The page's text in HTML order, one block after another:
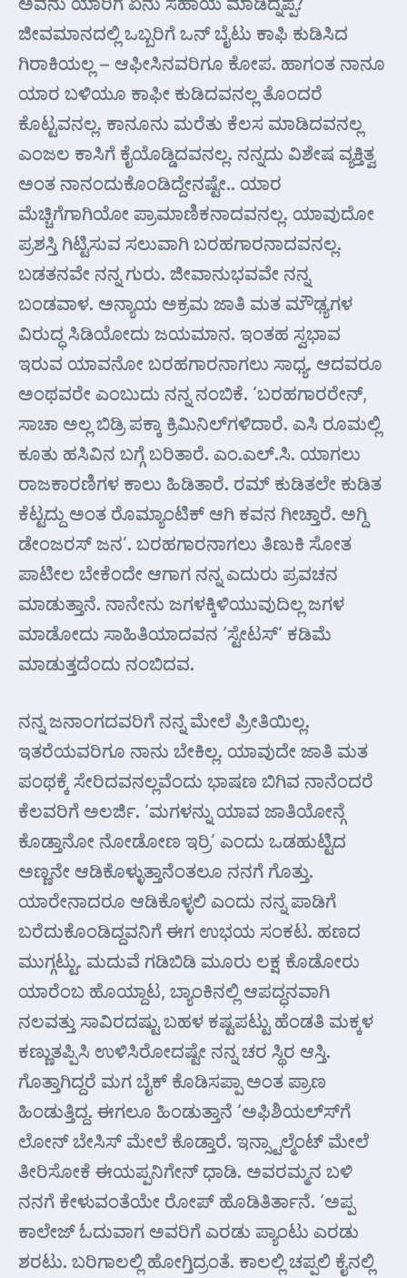
ಜೀವಮಾನದಲ್ಲಿ ಒಬ್ಬರಿಗೆ ಒನ್ ಬೈಟು ಕಾಫಿ ಕುಡಿಸಿದ
ಗಿರಾಕಿಯಲ್ಲ – ಆಫೀಸಿನವರಿಗೂ ಕೋಪ. ಹಾಗಂತ ನಾನೂ
ಯಾರ ಬಳಿಯೂ ಕಾಫೀ ಕುಡಿದವನಲ್ಲ ತೊಂದರೆ
ಕೊಟ್ಟವನಲ್ಲ. ಕಾನೂನು ಮರೆತು ಕೆಲಸ ಮಾಡಿದವನಲ್ಲ
ಎಂಜಲ ಕಾಸಿಗೆ ಕೈಯೊಡ್ಡಿದವನಲ್ಲ. ನನ್ನದು ವಿಶೇಷ ವ್ಯಕ್ತಿತ್ವ
ಅಂತ ನಾನಂದುಕೊಂಡಿದ್ದೇನಷ್ಟೇ.. ಯಾರ
ಮೆಚ್ಚಿಗೆಗಾಗಿಯೋ ಪ್ರಾಮಾಣಿಕನಾದವನಲ್ಲ. ಯಾವುದೋ
ಪ್ರಶಸ್ತಿ ಗಿಟ್ಟಿಸುವ ಸಲುವಾಗಿ ಬರಹಗಾರನಾದವನಲ್ಲ.
ಬಡತನವೇ ನನ್ನ ಗುರು. ಜೀವಾನುಭವವೇ ನನ್ನ
ಬಂಡವಾಳ. ಅನ್ಯಾಯ ಅಕ್ರಮ ಜಾತಿ ಮತ ಮೌಢ್ಯಗಳ
ವಿರುದ್ಧ ಸಿಡಿಯೋದು ಜಯಮಾನ. ಇಂತಹ ಸ್ವಭಾವ
ಇರುವ ಯಾವನೋ ಬರಹಗಾರನಾಗಲು ಸಾಧ್ಯ. ಆದವರೂ
ಅಂಥವರೇ ಎಂಬುದು ನನ್ನ ನಂಬಿಕೆ. ‘ಬರಹಗಾರರೇನ್,
ಸಾಚಾ ಅಲ್ಲ ಬಿಡ್ರಿ ಪಕ್ಕಾ ಕ್ರಿಮಿನಿಲ್‍ಗಳಿದಾರೆ. ಎಸಿ ರೂಮಲ್ಲಿ
ಕೂತು ಹಸಿವಿನ ಬಗ್ಗೆ ಬರಿತಾರೆ. ಎಂ.ಎಲ್.ಸಿ. ಯಾಗಲು
ರಾಜಕಾರಣಿಗಳ ಕಾಲು ಹಿಡಿತಾರೆ. ರಮ್ ಕುಡಿತಲೇ ಕುಡಿತ
ಕೆಟ್ಟದ್ದು ಅಂತ ರೊಮ್ಯಾಂಟಿಕ್ ಆಗಿ ಕವನ ಗೀಚ್ತಾರೆ. ಅಗ್ದಿ
ಡೇಂಜರಸ್ ಜನ’. ಬರಹಗಾರನಾಗಲು ತಿಣುಕಿ ಸೋತ
ಪಾಟೀಲ ಬೇಕೆಂದೇ ಆಗಾಗ ನನ್ನ ಎದುರು ಪ್ರವಚನ
ಮಾಡುತ್ತಾನೆ. ನಾನೇನು ಜಗಳಕ್ಕಿಳಿಯುವುದಿಲ್ಲ ಜಗಳ
ಮಾಡೋದು ಸಾಹಿತಿಯಾದವನ ‘ಸ್ಟೇಟಸ್’ ಕಡಿಮೆ
ಮಾಡುತ್ತದೆಂದು ನಂಬಿದವ.
ನನ್ನ ಜನಾಂಗದವರಿಗೆ ನನ್ನ ಮೇಲೆ ಪ್ರೀತಿಯಿಲ್ಲ.
ಇತರೆಯವರಿಗೂ ನಾನು ಬೇಕಿಲ್ಲ. ಯಾವುದೇ ಜಾತಿ ಮತ
ಪಂಥಕ್ಕೆ ಸೇರಿದವನಲ್ಲವೆಂದು ಭಾಷಣ ಬಿಗಿವ ನಾನೆಂದರೆ
ಕೆಲವರಿಗೆ ಅಲರ್ಜಿ. ‘ಮಗಳನ್ನು ಯಾವ ಜಾತಿಯೋನ್ಗೆ
ಕೊಡ್ತಾನೋ ನೋಡೋಣ ಇರ್ರಿ’ ಎಂದು ಒಡಹುಟ್ಟಿದ
ಅಣ್ಣನೇ ಆಡಿಕೊಳ್ಳುತ್ತಾನೆಂತಲೂ ನನಗೆ ಗೊತ್ತು.
ಯಾರೇನಾದರೂ ಆಡಿಕೊಳ್ಳಲಿ ಎಂದು ನನ್ನ ಪಾಡಿಗೆ
ಬರೆದುಕೊಂಡಿದ್ದವನಿಗೆ ಈಗ ಉಭಯ ಸಂಕಟ. ಹಣದ
ಮುಗ್ಗಟ್ಟು. ಮದುವೆ ಗಡಿಬಿಡಿ ಮೂರು ಲಕ್ಷ ಕೊಡೋರು
ಯಾರೆಂಬ ಹೊಯ್ದಾಟ, ಬ್ಯಾಂಕಿನಲ್ಲಿ ಆಪದ್ಧನವಾಗಿ
ನಲವತ್ತು ಸಾವಿರದಷ್ಟು ಬಹಳ ಕಷ್ಟಪಟ್ಟು ಹೆಂಡತಿ ಮಕ್ಕಳ
ಕಣ್ಣುತಪ್ಪಿಸಿ ಉಳಿಸಿರೋದಷ್ಟೇ ನನ್ನ ಚರ ಸ್ಥಿರ ಆಸ್ತಿ.
ಗೊತ್ತಾಗಿದ್ದರೆ ಮಗ ಬೈಕ್ ಕೊಡಿಸಪ್ಪಾ ಅಂತ ಪ್ರಾಣ
ಹಿಂಡುತ್ತಿದ್ದ. ಈಗಲೂ ಹಿಂಡುತ್ತಾನೆ ‘ಅಫಿಶಿಯಲ್ಸ್‍ಗೆ
ಲೋನ್ ಬೇಸಿಸ್ ಮೇಲೆ ಕೊಡ್ತಾರೆ. ಇನ್ಸ್ಟಾಲ್ಮೆಂಟ್ ಮೇಲೆ
ತೀರಿಸೋಕೆ ಈಯಪ್ಪನಿಗೇನ್ ಧಾಡಿ. ಅವರಮ್ಮನ ಬಳಿ
ನನಗೆ ಕೇಳುವಂತೆಯೇ ರೋಪ್ ಹೊಡಿತಿರ್ತಾನೆ. ‘ಅಪ್ಪ
ಕಾಲೇಜ್ ಓದುವಾಗ ಅವರಿಗೆ ಎರಡು ಪ್ಯಾಂಟು ಎರಡು
ಶರಟು. ಬರಿಗಾಲಲ್ಲಿ ಹೋಗ್ತಿದ್ರಂತೆ. ಕಾಲಲ್ಲಿ ಚಪ್ಪಲಿ ಕೈನಲ್ಲಿ